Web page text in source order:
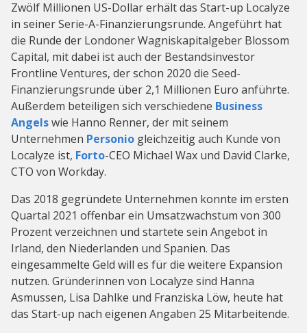
Zwölf Millionen US-Dollar erhält das Start-up Localyze
in seiner Serie-A-Finanzierungsrunde. Angeführt hat
die Runde der Londoner Wagniskapitalgeber Blossom
Capital, mit dabei ist auch der Bestandsinvestor
Frontline Ventures, der schon 2020 die Seed-
Finanzierungsrunde über 2,1 Millionen Euro anführte.
Außerdem beteiligen sich verschiedene Business
Angelswie Hanno Renner, der mit seinem
Unternehmen Personio gleichzeitig auch Kunde von
Localyze ist, Forto-CEO Michael Wax und David Clarke,
CTO von Workday.
Das 2018 gegründete Unternehmen konnte im ersten
Quartal 2021 offenbar ein Umsatzwachstum von 300
Prozent verzeichnen und startete sein Angebot in
Irland, den Niederlanden und Spanien. Das
eingesammelte Geld will es für die weitere Expansion
nutzen. Gründerinnen von Localyze sind Hanna
Asmussen, Lisa Dahlke und Franziska Löw, heute hat
das Start-up nach eigenen Angaben 25 Mitarbeitende.